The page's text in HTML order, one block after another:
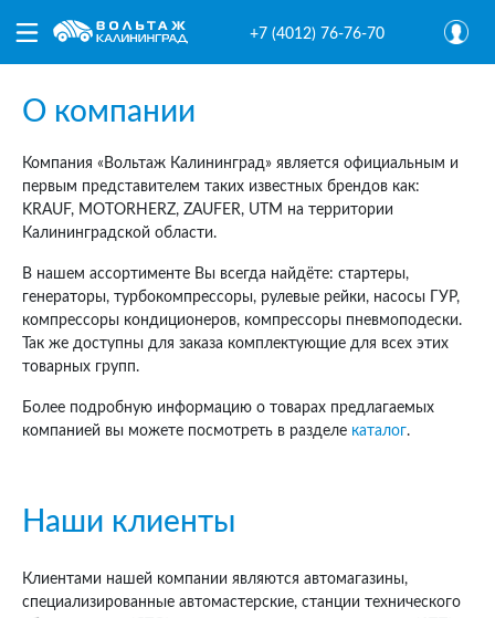
+7 (4012) 76-76-70
О компании
Компания «Вольтаж Калининград» является официальным и
первым представителем таких известных брендов как:
KRAUF, MOTORHERZ, ZAUFER, UTM на территории
Калининградской области.
В нашем ассортименте Вы всегда найдёте: стартеры,
генераторы, турбокомпрессоры, рулевые рейки, насосы ГУР,
компрессоры кондиционеров, компрессоры пневмоподески.
Так же доступны для заказа комплектующие для всех этих
товарных групп.
Более подробную информацию о товарах предлагаемых
компанией вы можете посмотреть в разделе каталог.
Наши клиенты
Клиентами нашей компании являются автомагазины,
специализированные автомастерские, станции технического